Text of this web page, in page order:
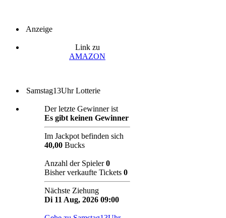
Anzeige
Link zu
AMAZON
Samstag13Uhr Lotterie
Der letzte Gewinner ist
Es gibt keinen Gewinner
Im Jackpot befinden sich
40,00 Bucks
Anzahl der Spieler0
Bisher verkaufte Tickets 0
Nächste Ziehung
Di 11 Aug, 2026 09:00